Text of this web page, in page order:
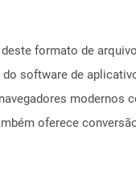
formato de
software de
modernos
oferece